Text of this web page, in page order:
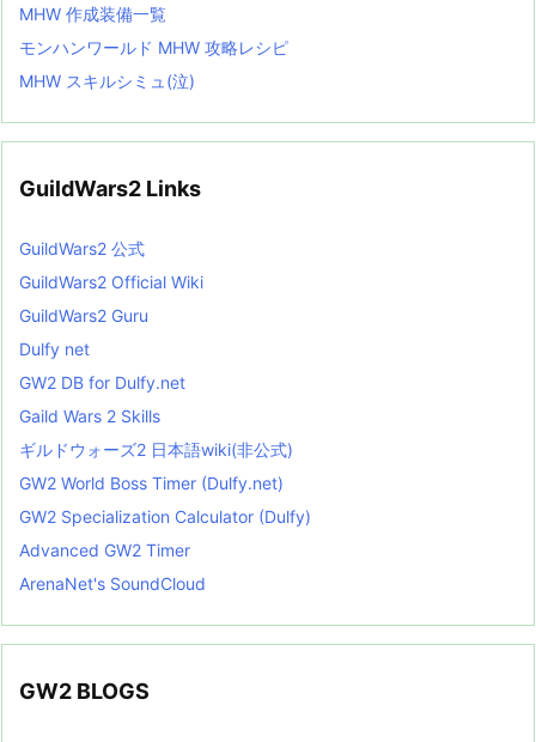
MHW 作成装備一覧
モンハンワールド MHW 攻略レシピ
MHW スキルシミュ(泣)
GuildWars2 Links
GuildWars2 公式
GuildWars2 Official Wiki
GuildWars2 Guru
Dulfy net
GW2 DB for Dulfy.net
Gaild Wars 2 Skills
ギルドウォーズ2 日本語wiki(非公式)
GW2 World Boss Timer (Dulfy.net)
GW2 Specialization Calculator (Dulfy)
Advanced GW2 Timer
ArenaNet's SoundCloud
GW2 BLOGS